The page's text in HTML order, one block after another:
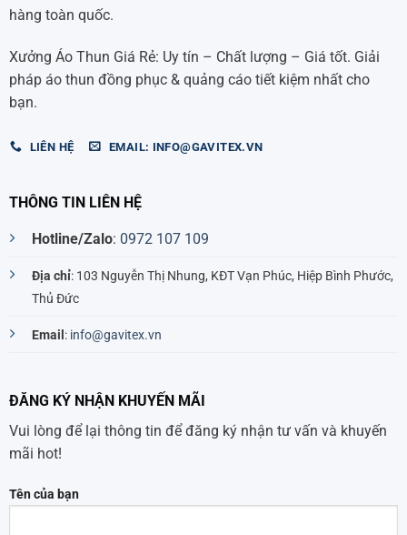
hàng toàn quốc.
Xưởng Áo Thun Giá Rẻ: Uy tín – Chất lượng – Giá tốt. Giải
pháp áo thun đồng phục & quảng cáo tiết kiệm nhất cho
bạn.
LIÊN HỆ EMAIL: INFO@GAVITEX.VN
THÔNG TIN LIÊN HỆ
Hotline/Zalo: 0972 107 109
Địa chỉ: 103 Nguyễn Thị Nhung, KĐT Vạn Phúc, Hiệp Bình Phước,
Thủ Đức
Email : info@gavitex.vn
ĐĂNG KÝ NHẬN KHUYẾN MÃI
Vui lòng để lại thông tin để đăng ký nhận tư vấn và khuyến
mãi hot!
Tên của bạn